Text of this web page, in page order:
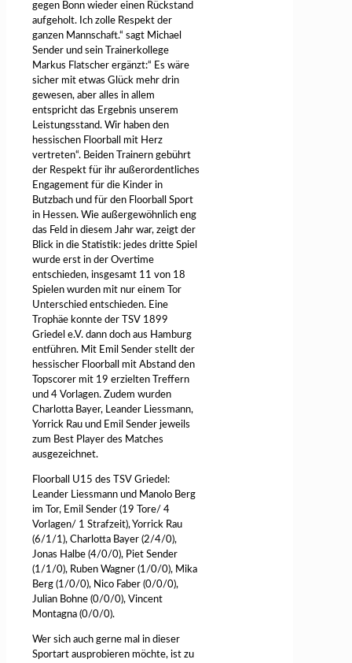
gegen Bonn wieder einen Rückstand
aufgeholt. Ich zolle Respekt der
ganzen Mannschaft.“ sagt Michael
Sender und sein Trainerkollege
Markus Flatscher ergänzt:“ Es wäre
sicher mit etwas Glück mehr drin
gewesen, aber alles in allem
entspricht das Ergebnis unserem
Leistungsstand. Wir haben den
hessischen Floorball mit Herz
vertreten“. Beiden Trainern gebührt
der Respekt für ihr außerordentliches
Engagement für die Kinder in
Butzbach und für den Floorball Sport
in Hessen. Wie außergewöhnlich eng
das Feld in diesem Jahr war, zeigt der
Blick in die Statistik: jedes dritte Spiel
wurde erst in der Overtime
entschieden, insgesamt 11 von 18
Spielen wurden mit nur einem Tor
Unterschied entschieden. Eine
Trophäe konnte der TSV 1899
Griedel e.V. dann doch aus Hamburg
entführen. Mit Emil Sender stellt der
hessischer Floorball mit Abstand den
Topscorer mit 19 erzielten Treffern
und 4 Vorlagen. Zudem wurden
Charlotta Bayer, Leander Liessmann,
Yorrick Rau und Emil Sender jeweils
zum Best Player des Matches
ausgezeichnet.
Floorball U15 des TSV Griedel:
Leander Liessmann und Manolo Berg
im Tor, Emil Sender (19 Tore/ 4
Vorlagen/ 1 Strafzeit), Yorrick Rau
(6/1/1), Charlotta Bayer (2/4/0),
Jonas Halbe (4/0/0), Piet Sender
(1/1/0), Ruben Wagner (1/0/0), Mika
Berg (1/0/0), Nico Faber (0/0/0),
Julian Bohne (0/0/0), Vincent
Montagna (0/0/0).
Wer sich auch gerne mal in dieser
Sportart ausprobieren möchte, ist zu